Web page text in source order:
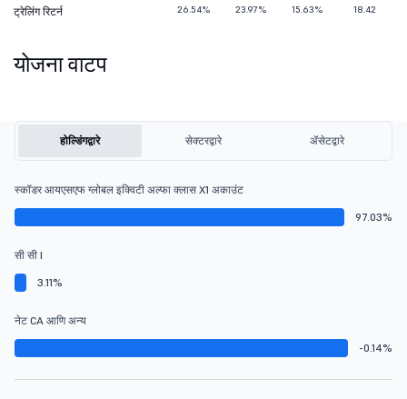
ट्रेलिंग रिटर्न 26.54% 23.97% 15.63% 18.42
योजना वाटप
होल्डिंगद्वारे सेक्टरद्वारे ॲसेटद्वारे
स्कॉडर आयएसएफ ग्लोबल इक्विटी अल्फा क्लास X1 अकाउंट
97.03%
सी सी I
3.11%
नेट CA आणि अन्य
-0.14%